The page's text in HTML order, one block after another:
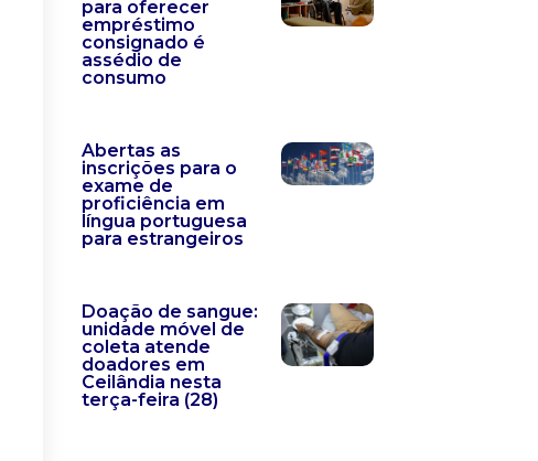
para oferecer
empréstimo
consignado é
assédio de
consumo
Abertas as
inscrições para o
exame de
proficiência em
língua portuguesa
para estrangeiros
Doação de sangue:
unidade móvel de
coleta atende
doadores em
Ceilândia nesta
terça-feira (28)